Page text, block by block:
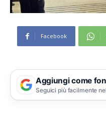
Facebook
Aggiungi come
Seguici più facilmente